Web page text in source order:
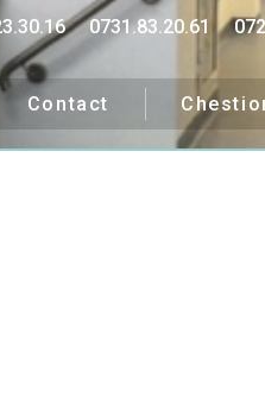
0731.83.20.61
Contact